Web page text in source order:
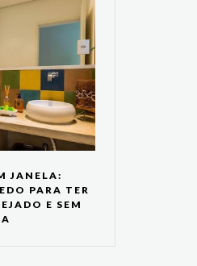
JANELA:
PARA TER
E SEM